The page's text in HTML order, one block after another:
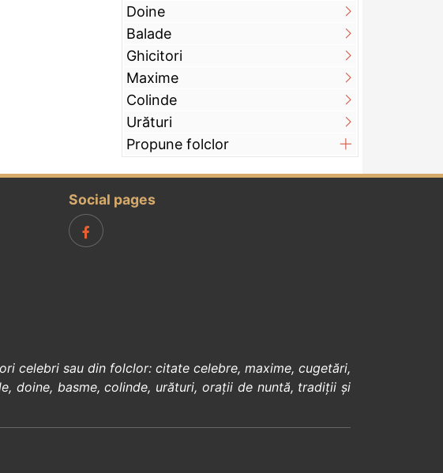
Doine
Balade
Ghicitori
Maxime
Colinde
Urături
Propune folclor
Social pages
celebrisau din folclor: citate celebre, maxime,cugetări,
, doine, basme,colinde, urături, orații de nuntă, tradiții și